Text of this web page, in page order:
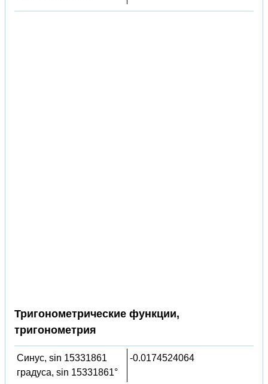
Тригонометрические функции,
тригонометрия
Синус, sin 15331861
градуса, sin 15331861°
-0.0174524064